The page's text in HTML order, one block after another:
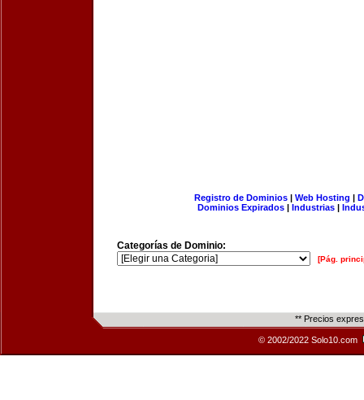
Registro de Dominios| Web Hosting |
Dominios Expirados | Industrias |
Categorías de Dominio:
[Pág.
** Precios
© 2002/2022 Solo10.com